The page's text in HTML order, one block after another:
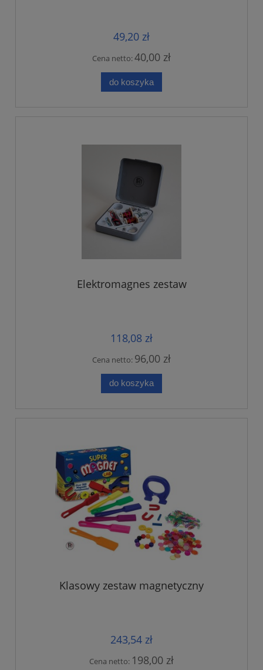
49,20 zł
Cena netto:40,00 zł
do koszyka
Elektromagnes zestaw
118,08 zł
Cena netto: 96,00 zł
do koszyka
Klasowy zestaw magnetyczny
243,54 zł
Cena netto: 198,00 zł